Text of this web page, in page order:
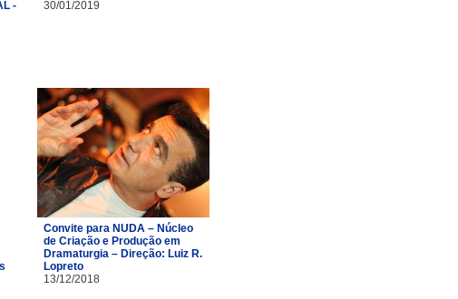
-
30/01/2019
Convite para NUDA – Núcleo
de Criação e Produção em
Dramaturgia – Direção: Luiz R.
Lopreto
13/12/2018